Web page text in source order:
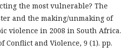
the most vulnerable? The
and the making/unmaking of
violence in 2008 in South Africa.
and Violence, 9 (1). pp.